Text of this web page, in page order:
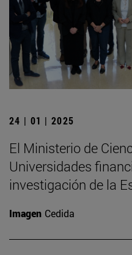
24 | 01 | 2025
El Ministerio de
Universidades
investigación de la
Imagen Cedida